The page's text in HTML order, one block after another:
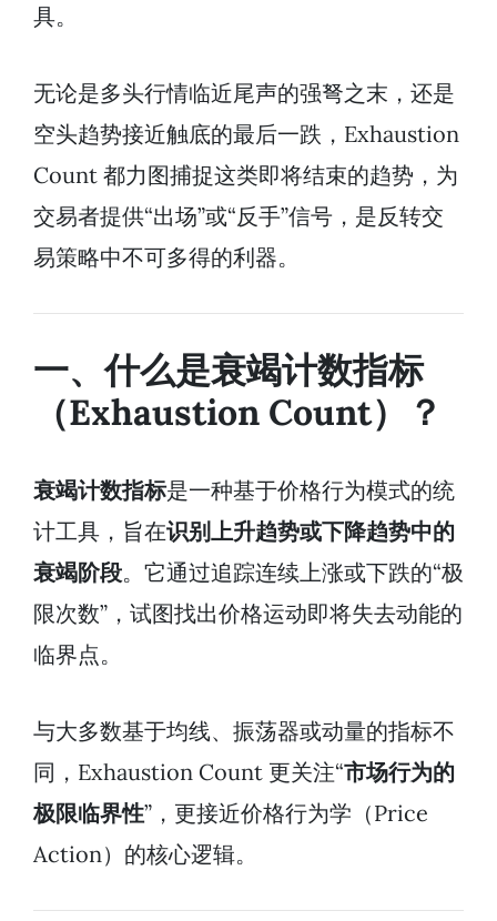
具。
无论是多头行情临近尾声的强弩之末，还是
空头趋势接近触底的最后一跌，Exhaustion
Count 都力图捕捉这类即将结束的趋势，为
交易者提供“出场”或“反手”信号，是反转交
易策略中不可多得的利器。
一、什么是衰竭计数指标
（Exhaustion Count）？
衰竭计数指标是一种基于价格行为模式的统
计工具，旨在识别上升趋势或下降趋势中的
衰竭阶段。它通过追踪连续上涨或下跌的“极
限次数”，试图找出价格运动即将失去动能的
临界点。
与大多数基于均线、振荡器或动量的指标不
同，Exhaustion Count 更关注“市场行为的
极限临界性”，更接近价格行为学（Price
Action）的核心逻辑。